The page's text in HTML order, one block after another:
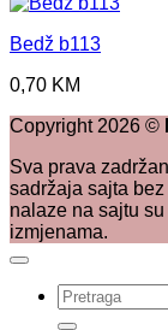
Bedž b113
0,70 KM
Copyright 2026 ©
Sva prava
sadržaja sajta
nalaze na sajtu
izmjenama.
Pretraži: